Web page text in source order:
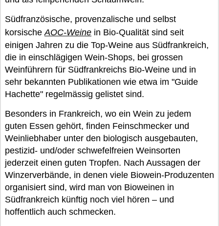
Südfranzösische, provenzalische und selbst
korsischeAOC-Weine in Bio-Qualität sind seit
einigen Jahren zu die Top-Weine aus Südfrankreich,
die in einschlägigen Wein-Shops, bei grossen
Weinführern für Südfrankreichs Bio-Weine und in
sehr bekannten Publikationen wie etwa im "Guide
Hachette" regelmässig gelistet sind.
Besonders in Frankreich, wo ein Wein zu jedem
guten Essen gehört, finden Feinschmecker und
Weinliebhaber unter den biologisch ausgebauten,
pestizid- und/oder schwefelfreien Weinsorten
jederzeit einen guten Tropfen. Nach Aussagen der
Winzerverbände, in denen viele Biowein-Produzenten
organisiert sind, wird man von Bioweinen in
Südfrankreich künftig noch viel hören – und
hoffentlich auch schmecken.